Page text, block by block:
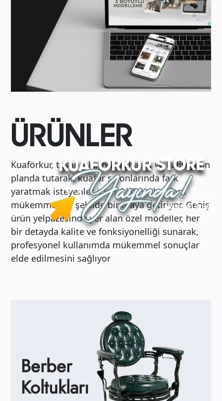
ÜRÜNLER
Kuaförkur, tasarımlarında rahatlık ve kaliteyi ön
planda tutarak, kuaför salonlarında fark
yaratmak isteyenler için şıklığı ve konforu
mükemmel bir şekilde bir araya getiriyor. Geniş
ürün yelpazesinde yer alan özel modeller, her
bir detayda kalite ve fonksiyonelliği sunarak,
profesyonel kullanımda mükemmel sonuçlar
elde edilmesini sağlıyor
Berber
Koltukları